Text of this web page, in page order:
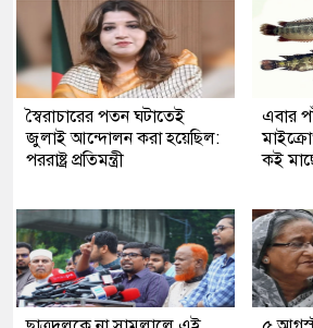
স্বৈরাচারের পতন ঘটাতেই
জুলাই আন্দোলন করা হয়েছিল:
পররাষ্ট্র প্রতিমন্ত্রী
এবার
কই